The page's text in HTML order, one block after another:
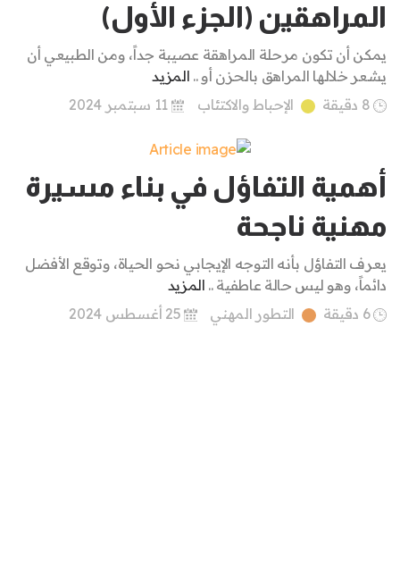
المراهقين (الجزء الأول)
يمكن أن تكون مرحلة المراهقة عصيبة جداً، ومن الطبيعي أن
يشعر خلالها المراهق بالحزن أو .. المزيد
8 دقيقة
الإحباط والاكتئاب 11 سبتمبر 2024
أهمية التفاؤل في بناء مسيرة
مهنية ناجحة
يعرف التفاؤل بأنه التوجه الإيجابي نحو الحياة، وتوقع الأفضل
دائماً، وهو ليس حالة عاطفية .. المزيد
6 دقيقة
التطور المهني